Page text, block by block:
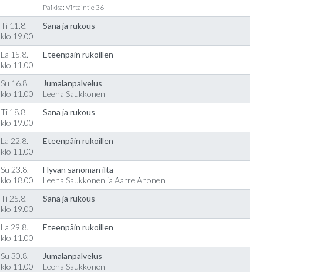
Paikka: Virtaintie 36
Ti 11.8.
klo 19.00
Sana ja rukous
La 15.8.
klo 11.00
Eteenpäin rukoillen
Su 16.8.
klo 11.00
Jumalanpalvelus
Leena Saukkonen
Ti 18.8.
klo 19.00
Sana ja rukous
La 22.8.
klo 11.00
Eteenpäin rukoillen
Su 23.8.
klo 18.00
Hyvän sanoman ilta
Leena Saukkonen ja Aarre Ahonen
Ti 25.8.
klo 19.00
Sana ja rukous
La 29.8.
klo 11.00
Eteenpäin rukoillen
Su 30.8.
klo 11.00
Jumalanpalvelus
Leena Saukkonen